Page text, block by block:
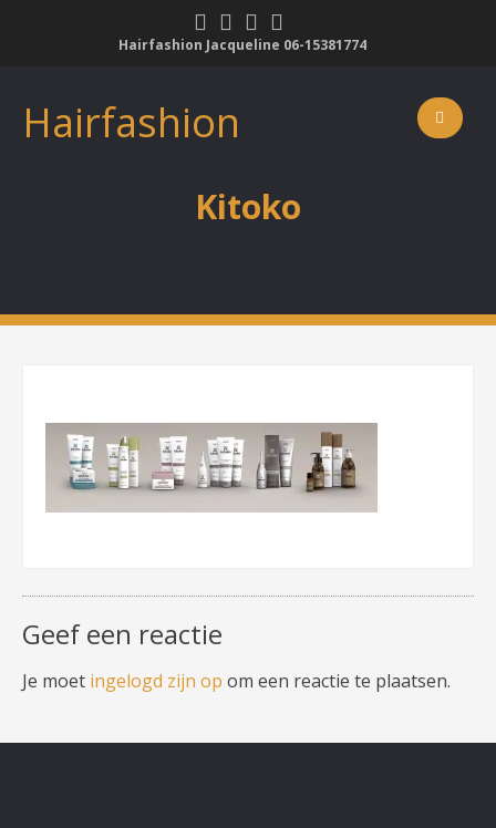
Hairfashion Jacqueline 06-15381774
Hairfashion
Kitoko
Geef een reactie
Je moet ingelogd zijn op om een reactie te plaatsen.